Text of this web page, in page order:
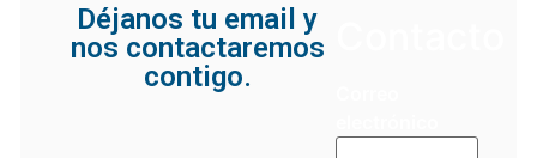
Déjanos tu email y
nos contactaremos
contigo.